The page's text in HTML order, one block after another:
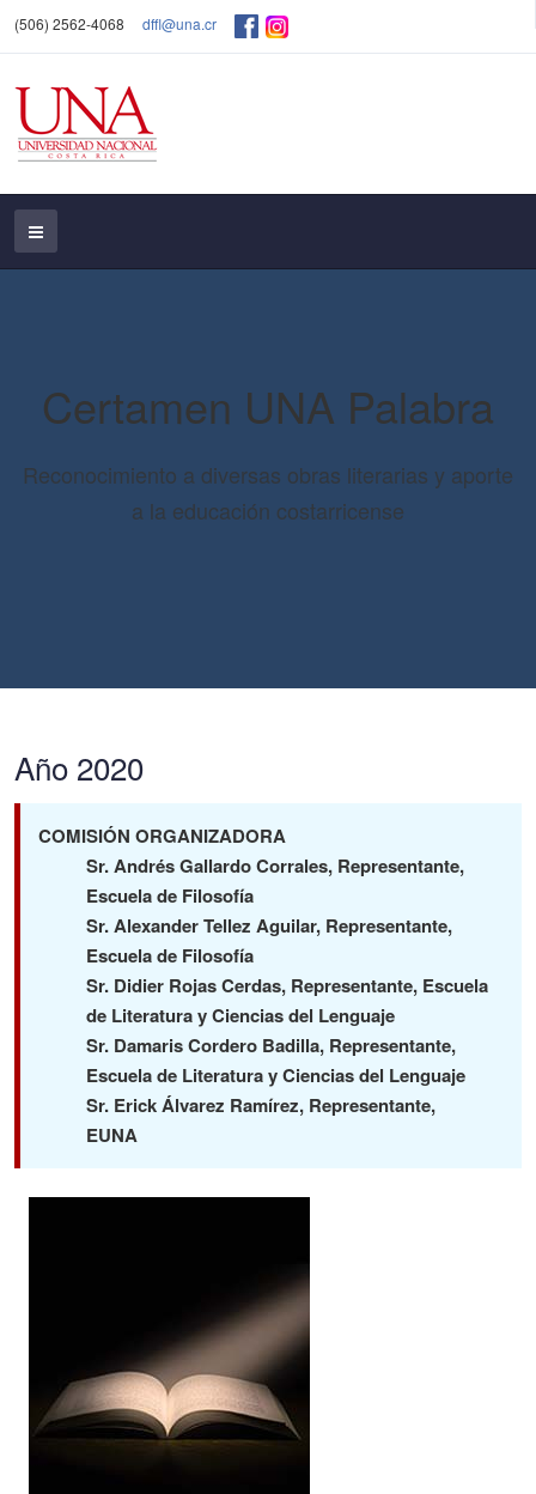
(506) 2562-4068 dffl@una.cr
Certamen UNA Palabra
Reconocimiento a diversas obras literarias y aporte
a la educación costarricense
Año 2020
COMISIÓN ORGANIZADORA
Sr. Andrés Gallardo Corrales, Representante,
Escuela de Filosofía
Sr. Alexander Tellez Aguilar, Representante,
Escuela de Filosofía
Sr. Didier Rojas Cerdas, Representante, Escuela
de Literatura y Ciencias del Lenguaje
Sr. Damaris Cordero Badilla, Representante,
Escuela de Literatura y Ciencias del Lenguaje
Sr. Erick Álvarez Ramírez, Representante,
EUNA